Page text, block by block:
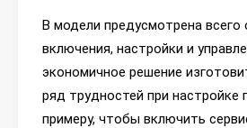
В модели предусмотрена всего
включения, настройки и
экономичное решение
ряд трудностей при настройке
примеру, чтобы включить